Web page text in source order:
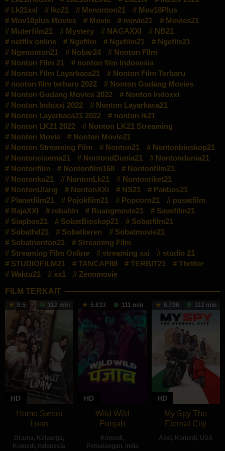
Lk21xxi
lkc21 Menonton21
Mov18Plus
Mov18plus Movies
Movie movie21
Movies21
Muterfilm21
Mystery NAGAXXI
NB21
netflix online
Ngefilm Ngefilm21
Ngeflix21
Ngenonton21
Nobar24
Nonton FIlm
Nonton Film 21
nonton film Indonesia
Nonton Film Layarkaca21
Nonton Film Terbaru
nonton film terbaru 2022
Nonton Gudang Movies
Nonton Gudang Movies 2022
Nonton Indoxxi
Nonton Indoxxi 2022
Nonton Layarkaca21
Nonton Layarkaca21 2022
nonton lk21
Nonton LK21 2022
Nonton LK21 Streaming
Nonton Movie
Nonton Movie21
Nonton Streaming Film
Nonton21
Nontonbioskop21
Nontoncinema21
NontondDunia21
Nontondunia21
Nontonfilm
Nontonfilm168
Nontonfilm21
Nontonku21
NontonLk21
Nontontiket21
NontonUlang
NontonXXI NS21
Pakbos21
Planetfilm21
Pojokfilm21 Popcorn21
pusatfilm
RajaXXI
rebahin Ruangmovie21
Savefilm21
Siapbos21
SobatBioskop21
Sobatfilm21
Sobathd21
Sobatkeren
Sobatmovie21
Sobatnonton21
Streaming Film
Streaming Film Online
streaming xxi
studio 21
STUDIOFILM21
TANCAP88 TERBIT21
Thriller
Waktu21
xx1
Zenomovie
FILM TERKAIT
8.5 112 min
HD
Home Sweet
Loan
Drama, Keluarga,
Komedi, Indonesia
5.833 111 min
HD
Wild Wild
Punjab
Komedi,
Petualangan, India
6.796 112 min
HD
My Spy The
Eternal City
Aksi, Komedi, USA